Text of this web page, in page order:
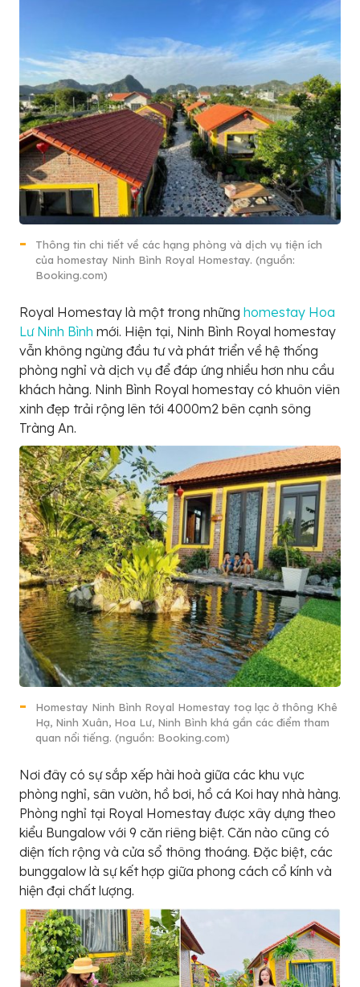
Thông tin chi tiết về các hạng phòng và dịch vụ tiện ích
của homestay Ninh Bình Royal Homestay. (nguồn:
Booking.com)
Royal Homestay là một trong những homestay Hoa
Lư Ninh Bình mới. Hiện tại, Ninh Bình Royal homestay
vẫn không ngừng đầu tư và phát triển về hệ thống
phòng nghỉ và dịch vụ để đáp ứng nhiều hơn nhu cầu
khách hàng. Ninh Bình Royal homestay có khuôn viên
xinh đẹp trải rộng lên tới 4000m2 bên cạnh sông
Tràng An.
Homestay Ninh Bình Royal Homestay toạ lạc ở thông Khê
Hạ, Ninh Xuân, Hoa Lư, Ninh Bình khá gần các điểm tham
quan nổi tiếng. (nguồn: Booking.com)
Nơi đây có sự sắp xếp hài hoà giữa các khu vực
phòng nghỉ, sân vườn, hồ bơi, hồ cá Koi hay nhà hàng.
Phòng nghỉ tại Royal Homestay được xây dựng theo
kiểu Bungalow với 9 căn riêng biệt. Căn nào cũng có
diện tích rộng và cửa sổ thông thoáng. Đặc biệt, các
bunggalow là sự kết hợp giữa phong cách cổ kính và
hiện đại chất lượng.